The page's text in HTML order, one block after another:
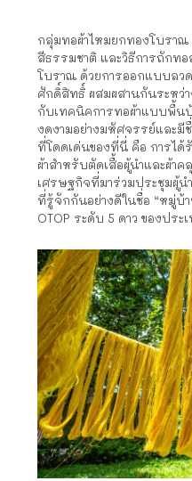
กลุ่มทอผ้าไหมยกทองโบราณ
สีธรรมชาติ และวิธีการถักท
โบราณ ด้วยการออกแบบลว
ศักดิ์สิทธิ์ ผสมผสานกันระหว่
กับเทคนิคการทอผ้าแบบพื้น
งดงามอย่างมหัศจรรย์และมี
ที่โดดเด่นของที่นี่ คือ การได้
ผ้าสำหรับตัดเสื้อผู้นำและผ้า
เศรษฐกิจที่มาร่วมประชุมผู้น
ที่รู้จักกันอย่างดีในชื่อ “หมู่บ้า
OTOP ระดับ 5 ดาว ของประ